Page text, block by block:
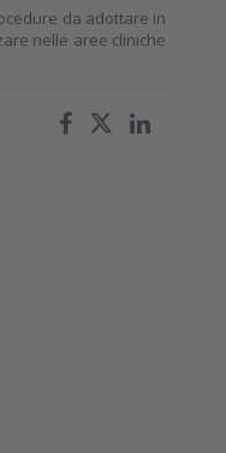
da adottare in
nelle aree cliniche